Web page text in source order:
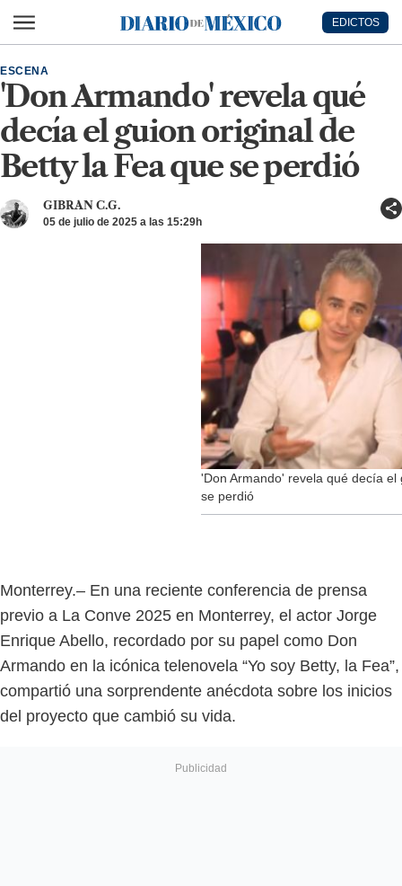
Diario de México
EDICTOS
'Don Armando' revela qué
decía el guion original de
Betty la Fea que se perdió
ESCENA
GIBRAN C.G.
05 de julio de 2025 a las 15:29h
'Don Armando' revela qué decía
se perdió
Monterrey.– En una reciente conferencia de prensa
previo a La Conve 2025 en Monterrey, el actor Jorge
Enrique Abello, recordado por su papel como Don
Armando en la icónica telenovela “Yo soy Betty, la Fea”,
compartió una sorprendente anécdota sobre los inicios
del proyecto que cambió su vida.